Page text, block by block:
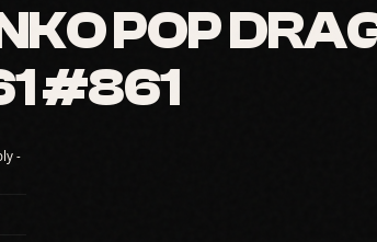
POP
#861
-